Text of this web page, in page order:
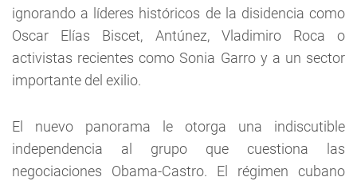
ignorando a líderes históricos de la disidencia como
Oscar Elías Biscet, Antúnez, Vladimiro Roca o
activistas recientes como Sonia Garro y a un sector
importante del exilio.
El nuevo panorama le otorga una indiscutible
independencia al grupo que cuestiona las
negociaciones Obama-Castro. El régimen cubano